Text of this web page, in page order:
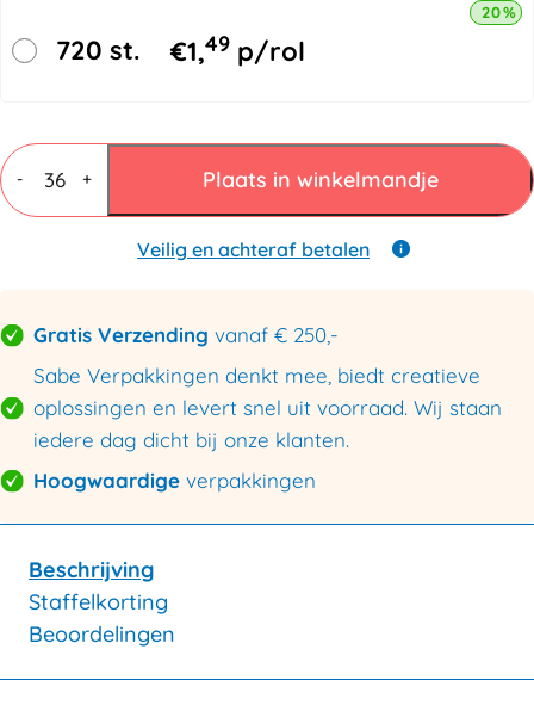
720 st. €1,49 p/rol
20%
-
PP
tape
BREEKBAAR
50mmx66mtr
aantal
+ Plaats in winkelmandje
Veilig en achteraf betalen
Gratis Verzending vanaf € 250,-
Sabe Verpakkingen denkt mee, biedt creatieve
oplossingen en levert snel uit voorraad. Wij staan
iedere dag dicht bij onze klanten.
Hoogwaardige verpakkingen
Beschrijving
Staffelkorting
Beoordelingen